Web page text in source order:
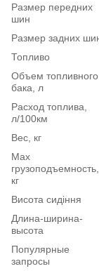
Размер передних
шин
Размер задних
Топливо
Объем топливного
бака, л
Расход топлива,
л/100км
Вес, кг
Max
грузоподъемность,
кг
Висота сидіння
Длина-ширина-
высота
Популярные
запросы